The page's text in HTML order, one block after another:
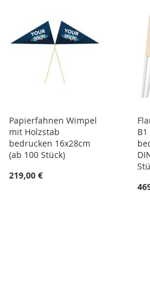
Papierfahnen Wimpel
mit Holzstab
bedrucken 16x28cm
(ab 100 Stück)
219,00 €